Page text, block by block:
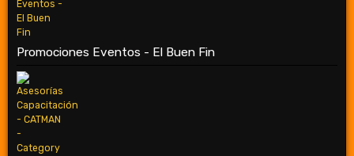
Promociones Eventos - El Buen Fin